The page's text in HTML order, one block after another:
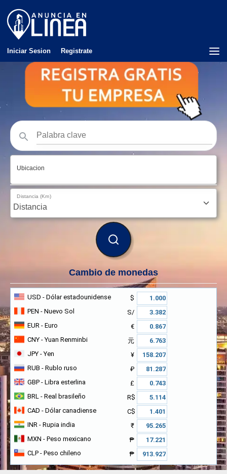
Iniciar Sesion Registrate
Ubicacion
Distancia (Km)
BUSCAR
Cambio de monedas
USD - Dólar estadounidense
$
PEN - Nuevo Sol
S/
EUR - Euro
€
CNY - Yuan Renminbi
元
JPY - Yen
¥
RUB - Rublo ruso
₽
GBP - Libra esterlina
£
BRL - Real brasileño
R$
CAD - Dólar canadiense
C$
INR - Rupia india
₹
MXN - Peso mexicano
₱
CLP - Peso chileno ₱